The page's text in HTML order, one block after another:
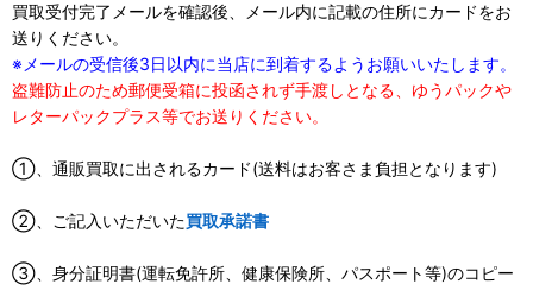
買取受付完了メールを確認後、メール内に記載の住所にカードをお
送りください。
※メールの受信後3日以内に当店に到着するようお願いいたします。
盗難防止のため郵便受箱に投函されず手渡しとなる、ゆうパックや
レターパックプラス等でお送りください。
①、通販買取に出されるカード(送料はお客さま負担となります)
②、ご記入いただいた買取承諾書
③、身分証明書(運転免許所、健康保険所、パスポート等)のコピー